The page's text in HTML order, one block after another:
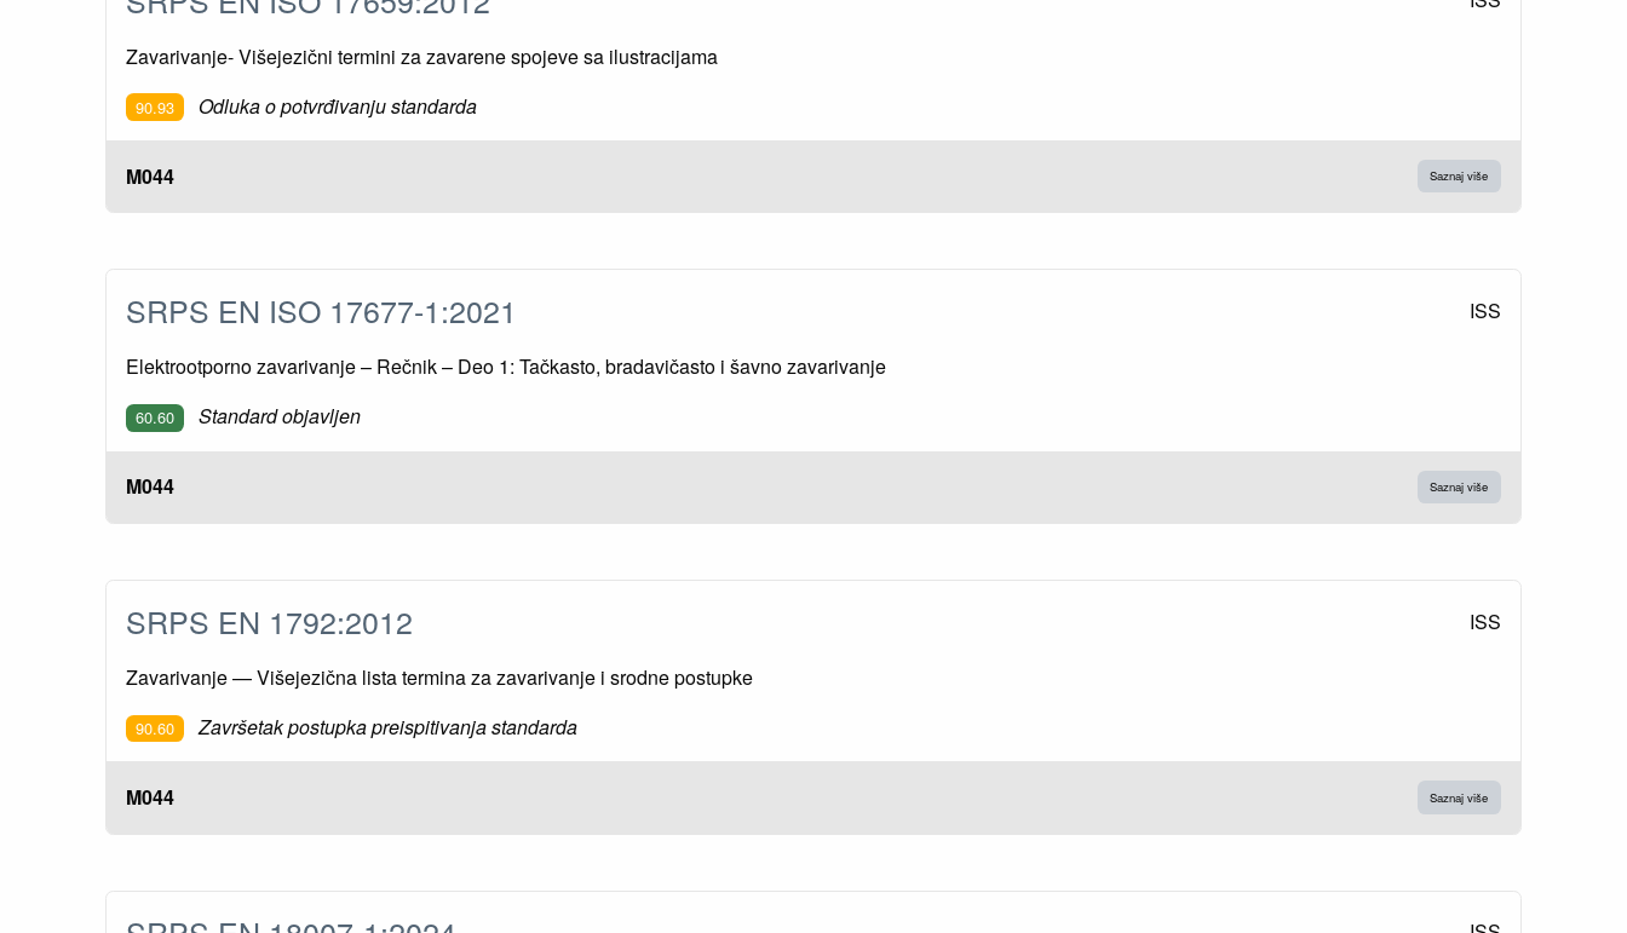
Zavarivanje- Višejezični termini za zavarene spojeve sa ilustracijama
90.93 Odluka o potvrđivanju standarda
M044 Saznaj više
SRPS EN ISO 17677-1:2021 ISS
Elektrootporno zavarivanje – Rečnik – Deo 1: Tačkasto, bradavičasto i šavno zavarivanje
60.60 Standard objavljen
M044 Saznaj više
SRPS EN 1792:2012 ISS
Zavarivanje — Višejezična lista termina za zavarivanje i srodne postupke
90.60 Završetak postupka preispitivanja standarda
M044 Saznaj više